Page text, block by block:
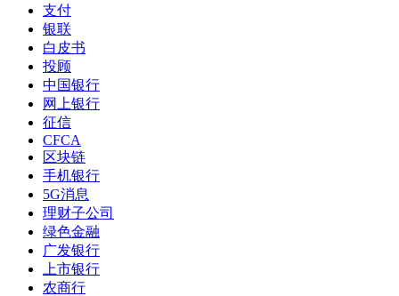
支付
银联
白皮书
投顾
中国银行
网上银行
征信
CFCA
区块链
手机银行
5G消息
理财子公司
绿色金融
广发银行
上市银行
农商行